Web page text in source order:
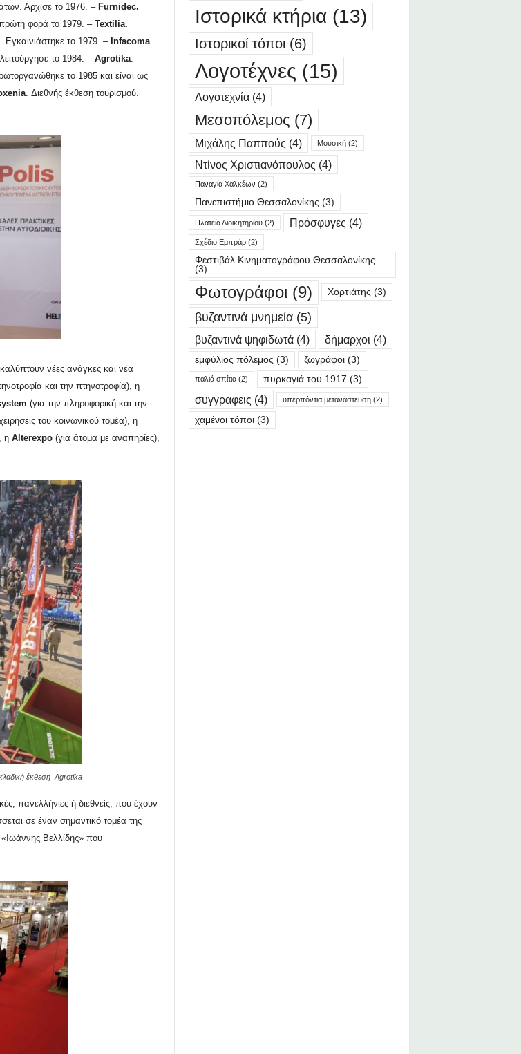
Αρχισε το 1976. – Furnidec.
πρώτη φορά το 1979. – Textilia.
το 1979. – Infacoma.
το 1984. –Agrotika.
το 1985 και είναι ως
. Διεθνής έκθεση τουρισμού.
νέες ανάγκες και νέα
και την πτηνοτροφία), η
(για την πληροφορική και την
του κοινωνικού τομέα), η
η Alterexpo(για άτομα με αναπηρίες),
έκθεση Agrotika
πανελλήνιες ή διεθνείς, που έχουν
σε έναν σημαντικό τομέα της
«Ιωάννης Βελλίδης» που
Ιστορικά κτήρια(13)
Ιστορικοί τόποι(6)
Λογοτέχνες (15)
Λογοτεχνία(4)
Μεσοπόλεμος (7)
Μιχάλης Παππούς (4) Μουσική(2)
Ντίνος Χριστιανόπουλος (4)
Παναγία Χαλκέων (2)
Πανεπιστήμιο Θεσσαλονίκης (3)
Πλατεία Διοικητηρίου(2) Πρόσφυγες (4)
Σχέδιο Εμπράρ(2)
Φεστιβάλ Κινηματογράφου Θεσσαλονίκης
(3)
Φωτογράφοι (9) Χορτιάτης (3)
βυζαντινά μνημεία(5)
βυζαντινά ψηφιδωτά(4) δήμαρχοι (4)
εμφύλιος πόλεμος (3) ζωγράφοι(3)
παλιά σπίτια(2) πυρκαγιά του 1917 (3)
συγγραφεις (4) υπερπόντια μετανάστευση(2)
χαμένοι τόποι(3)